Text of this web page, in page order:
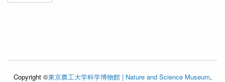
Copyright ©東京農工大学科学博物館 | Nature and Science Museum,